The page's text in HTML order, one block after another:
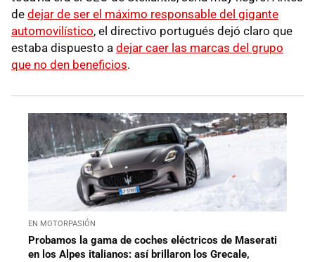
de dejar de ser el máximo responsable del gigante
automovilístico, el directivo portugués dejó claro que
estaba dispuesto a dejar caer las marcas del grupo
que no den beneficios.
EN MOTORPASIÓN
Probamos la gama de coches eléctricos de Maserati
en los Alpes italianos: así brillaron los Grecale,